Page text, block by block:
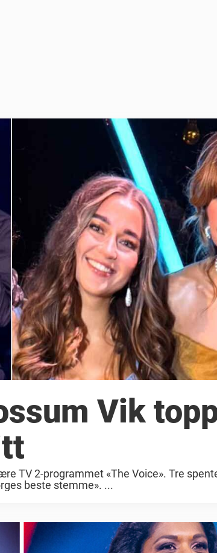
Vik
TV 2-programmet «The Voice». Tre
beste stemme». ...